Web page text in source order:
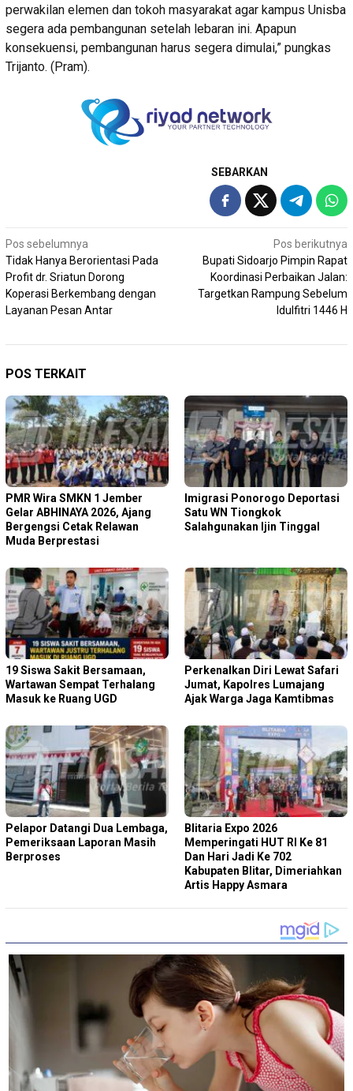
perwakilan elemen dan tokoh masyarakat agar kampus Unisba
segera ada pembangunan setelah lebaran ini. Apapun
konsekuensi, pembangunan harus segera dimulai,” pungkas
Trijanto. (Pram).
SEBARKAN
Navigasi
pos
Pos sebelumnya
Tidak Hanya Berorientasi Pada
Profit dr. Sriatun Dorong
Koperasi Berkembang dengan
Layanan Pesan Antar
Pos berikutnya
Bupati Sidoarjo Pimpin Rapat
Koordinasi Perbaikan Jalan:
Targetkan Rampung Sebelum
Idulfitri 1446 H
POS TERKAIT
PMR Wira SMKN 1 Jember
Gelar ABHINAYA 2026, Ajang
Bergengsi Cetak Relawan
Muda Berprestasi
Imigrasi Ponorogo Deportasi
Satu WN Tiongkok
Salahgunakan Ijin Tinggal
19 Siswa Sakit Bersamaan,
Wartawan Sempat Terhalang
Masuk ke Ruang UGD
Perkenalkan Diri Lewat Safari
Jumat, Kapolres Lumajang
Ajak Warga Jaga Kamtibmas
Pelapor Datangi Dua Lembaga,
Pemeriksaan Laporan Masih
Berproses
Blitaria Expo 2026
Memperingati HUT RI Ke 81
Dan Hari Jadi Ke 702
Kabupaten Blitar, Dimeriahkan
Artis Happy Asmara